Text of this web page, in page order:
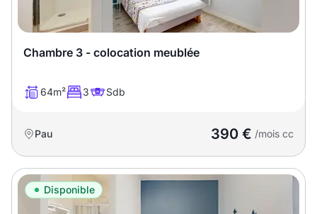
Chambre 3 - colocation meublée
64m² 3 Sdb
Pau 390 € /mois cc
Disponible